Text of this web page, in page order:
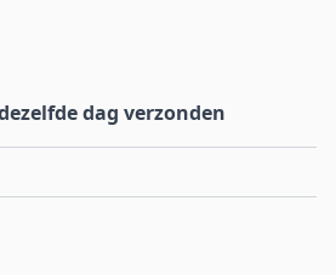
dag verzonden